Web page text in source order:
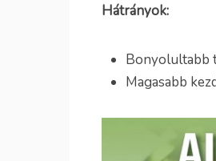
Hátrányok:
Bonyolultabb
Magasabb